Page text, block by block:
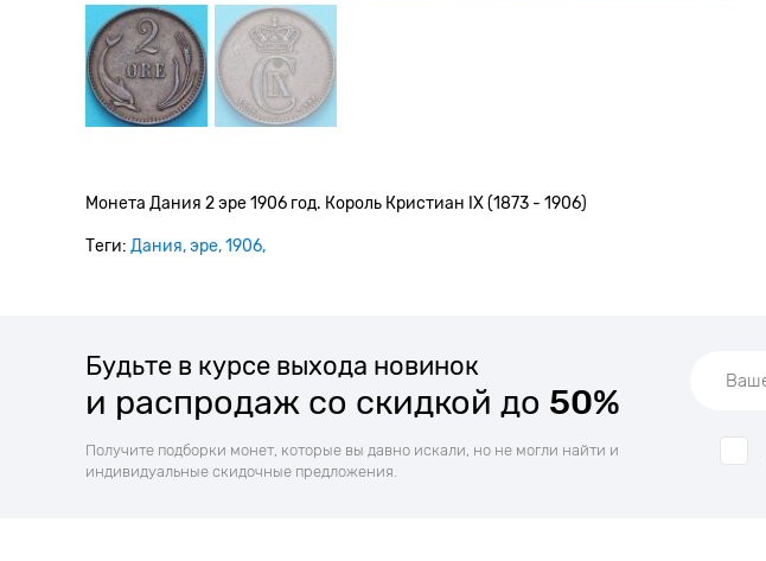
Монета Дания 2 эре 1906 год. Король Кристиан IX (1873 - 1906)
Теги: Дания эре 1906
Будьте в курсе выхода новинок
и распродаж со скидкой до 50%
Получите подборки монет, которые вы давно искали, но не могли найти и
индивидуальные скидочные предложения.